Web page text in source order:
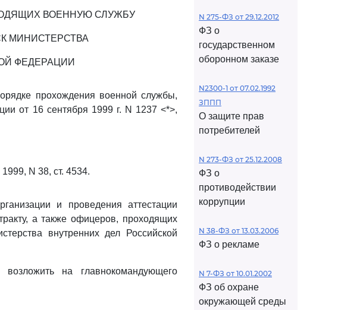
ВОЕННУЮ СЛУЖБУ
МИНИСТЕРСТВА
ФЕДЕРАЦИИ
прохождения военной службы,
от 16 сентября 1999 г. N 1237 <*>,
N 38, ст. 4534.
и проведения аттестации
а также офицеров, проходящих
внутренних дел Российской
на главнокомандующего
N 275-ФЗ от 29.12.2012
ФЗ о
государственном
оборонном заказе
N2300-1 от 07.02.1992
ЗППП
О защите прав
потребителей
N 273-ФЗ от 25.12.2008
ФЗ о
противодействии
коррупции
N 38-ФЗ от 13.03.2006
ФЗ о рекламе
N 7-ФЗ от 10.01.2002
ФЗ об охране
окружающей среды